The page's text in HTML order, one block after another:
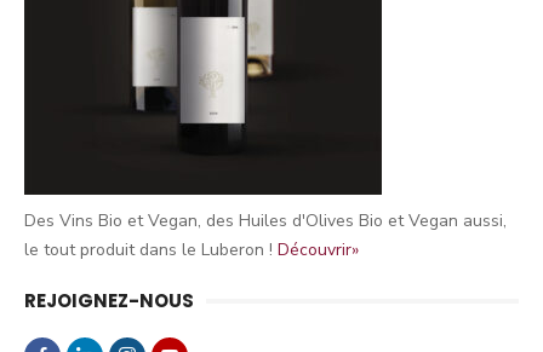
Des Vins Bio et Vegan, des Huiles d'Olives Bio et Vegan aussi,
le tout produit dans le Luberon ! Découvrir»
REJOIGNEZ-NOUS